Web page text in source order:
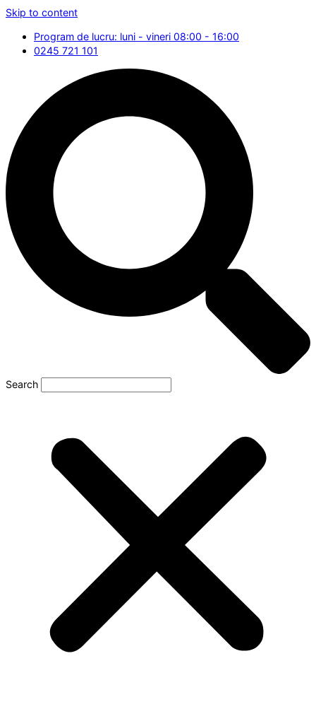
Skip to content
Program de lucru: luni - vineri 08:00 - 16:00
0245 721 101
Search